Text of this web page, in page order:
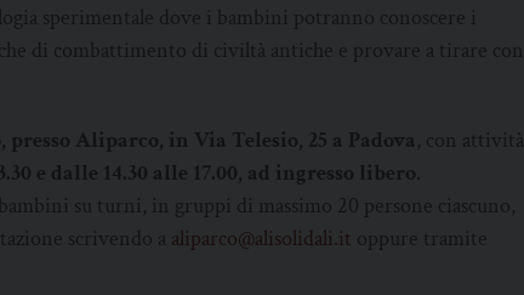
sperimentale dove i bambini potranno conoscere i
di combattimento di civiltà antiche e provare a tirare con
presso Aliparco, in Via Telesio, 25 a Padova, con attività
e dalle 14.30 alle 17.00, ad ingresso libero
su turni, in gruppi di massimo 20 persone ciascuno,
scrivendo a aliparco@alisolidali.it oppure tramite